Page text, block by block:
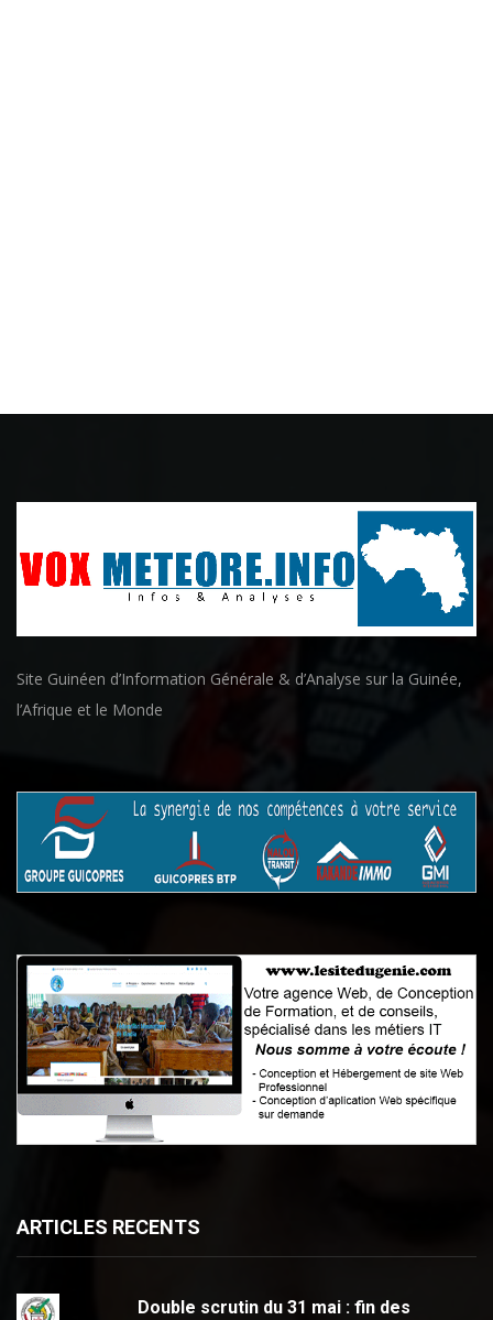
Site Guinéen d’Information Générale & d’Analyse sur la Guinée,
l’Afrique et le Monde
ARTICLES RECENTS
Double scrutin du 31 mai : fin des